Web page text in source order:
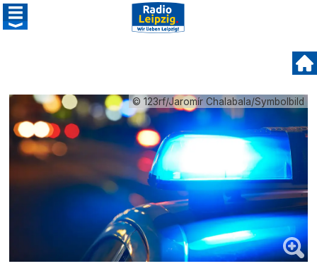
© 123rf/Jaromír Chalabala/Symbolbild